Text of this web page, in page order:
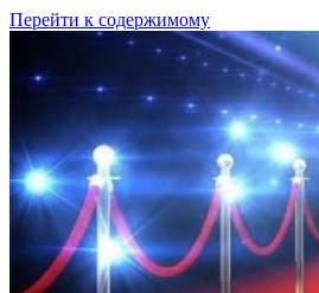
Перейти к содержимому